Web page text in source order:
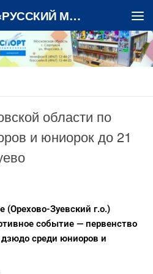
Спортивная школа «РУССКИЙ МЕДВЕДЬ»
области по
и юниорок до 21
(Орехово-Зуевский г.о.)
событие — первенство
среди юниоров и